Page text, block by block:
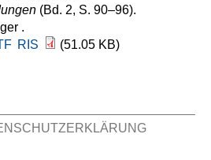
(Bd. 2, S. 90–96).
.
RIS (51.05 KB)